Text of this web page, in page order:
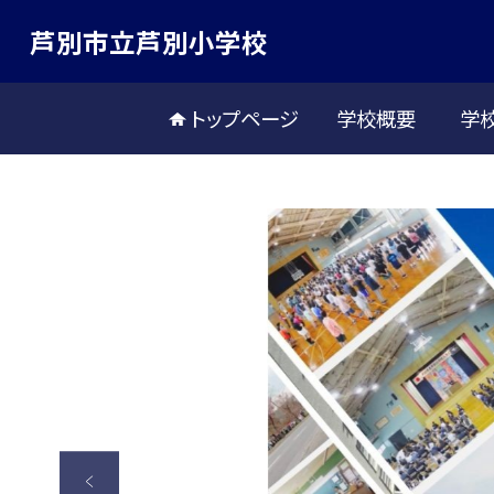
芦別市立芦別小学校
トップページ 学校概要 学